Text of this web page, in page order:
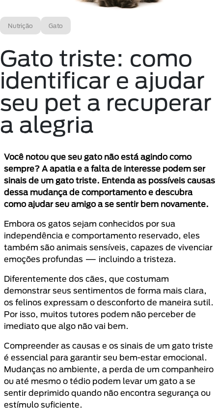
Nutrição Gato
Gato triste: como
identificar e ajudar
seu pet a recuperar
a alegria
Você notou que seu gato não está agindo como
sempre? A apatia e a falta de interesse podem ser
sinais de um gato triste. Entenda as possíveis causas
dessa mudança de comportamento e descubra
como ajudar seu amigo a se sentir bem novamente.
Embora os gatos sejam conhecidos por sua
independência e comportamento reservado, eles
também são animais sensíveis, capazes de vivenciar
emoções profundas — incluindo a tristeza.
Diferentemente dos cães, que costumam
demonstrar seus sentimentos de forma mais clara,
os felinos expressam o desconforto de maneira sutil.
Por isso, muitos tutores podem não perceber de
imediato que algo não vai bem.
Compreender as causas e os sinais de um gato triste
é essencial para garantir seu bem-estar emocional.
Mudanças no ambiente, a perda de um companheiro
ou até mesmo o tédio podem levar um gato a se
sentir deprimido quando não encontra segurança ou
estímulo suficiente.